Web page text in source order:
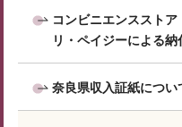
コンビニエンススト
リ・ペイジーによる
奈良県収入証紙につい